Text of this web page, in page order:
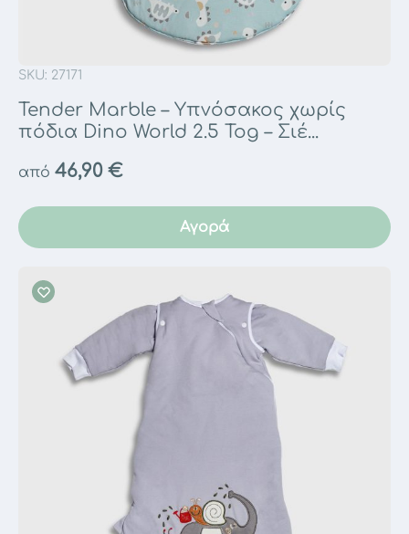
SKU: 27171
Tender Marble – Υπνόσακος χωρίς
πόδια Dino World 2.5 Tog – Σιέ...
από 46,90 €
Αγορά